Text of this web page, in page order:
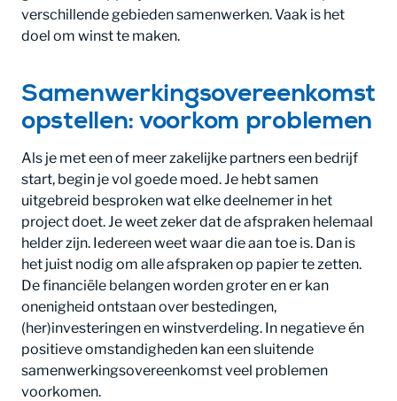
verschillende gebieden samenwerken. Vaak is het
doel om winst te maken.
Samenwerkingsovereenkomst
opstellen: voorkom problemen
Als je met een of meer zakelijke partners een bedrijf
start, begin je vol goede moed. Je hebt samen
uitgebreid besproken wat elke deelnemer in het
project doet. Je weet zeker dat de afspraken helemaal
helder zijn. Iedereen weet waar die aan toe is. Dan is
het juist nodig om alle afspraken op papier te zetten.
De financiële belangen worden groter en er kan
onenigheid ontstaan over bestedingen,
(her)investeringen en winstverdeling. In negatieve én
positieve omstandigheden kan een sluitende
samenwerkingsovereenkomst veel problemen
voorkomen.